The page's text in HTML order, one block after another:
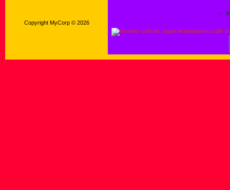
Copyright MyCorp © 2026
!--